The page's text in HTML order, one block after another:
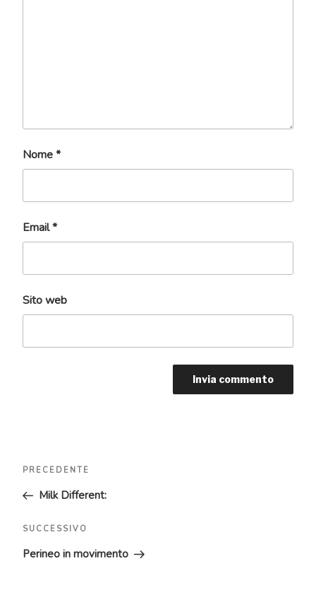
Nome*
Email*
Sito web
Articolo
precedente:
PRECEDENTE
Milk Different:
Articolo
successivo
SUCCESSIVO
Perineo in movimento